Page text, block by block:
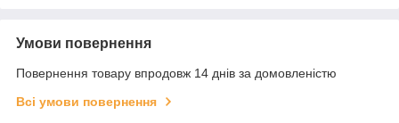
Умови повернення
Повернення товару впродовж 14 днів за домовленістю
Всі умови повернення